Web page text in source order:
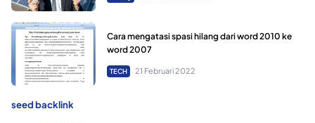
Cara mengatasi spasi hilang dari word 2010 ke
word 2007
TECH 21 Februari 2022
seed backlink